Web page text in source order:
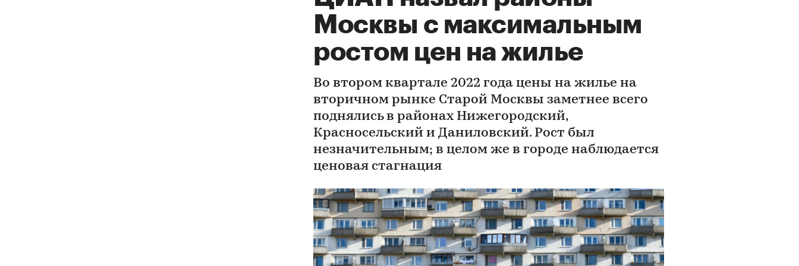
Москвы с максимальным
ростом цен на жилье
Во втором квартале 2022 года цены на жилье на
вторичном рынке Старой Москвы заметнее всего
поднялись в районах Нижегородский,
Красносельский и Даниловский. Рост был
незначительным; в целом же в городе наблюдается
ценовая стагнация